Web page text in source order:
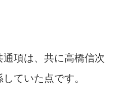
項は、共に高橋信次
ていた点です。